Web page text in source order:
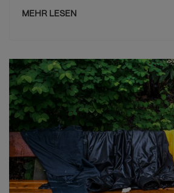
MEHR LESEN